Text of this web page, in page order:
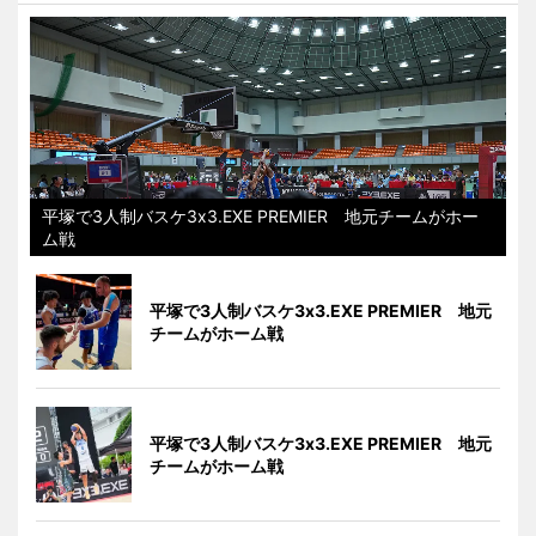
平塚で3人制バスケ3x3.EXE PREMIER 地元チームがホー
ム戦
平塚で3人制バスケ3x3.EXE PREMIER 地元
チームがホーム戦
平塚で3人制バスケ3x3.EXE PREMIER 地元
チームがホーム戦